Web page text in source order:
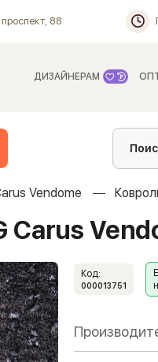
88
ДИЗАЙНЕРАМ
Vendome
Carus
Код:
000013751